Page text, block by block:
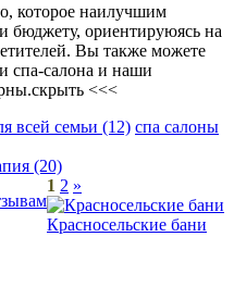
которое наилучшим
бюджету, ориентируюясь на
Вы также можете
спа-салона и наши
скрыть <<<
всей семьи (12) спа салоны
(20)
1 2 »
Красносельские бани